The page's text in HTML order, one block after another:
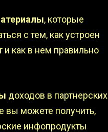
, которые
с тем, как устроен
и как в нем правильно
доходов в партнерских
вы можете получить,
инфопродукты